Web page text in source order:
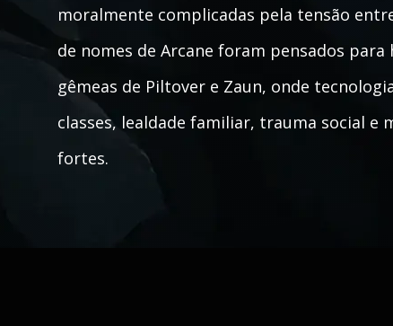
moralmente complicadas pela tensão
de nomes de Arcane foram pensados
gêmeas de Piltover e Zaun, onde
classes, lealdade familiar, trauma social e
fortes.